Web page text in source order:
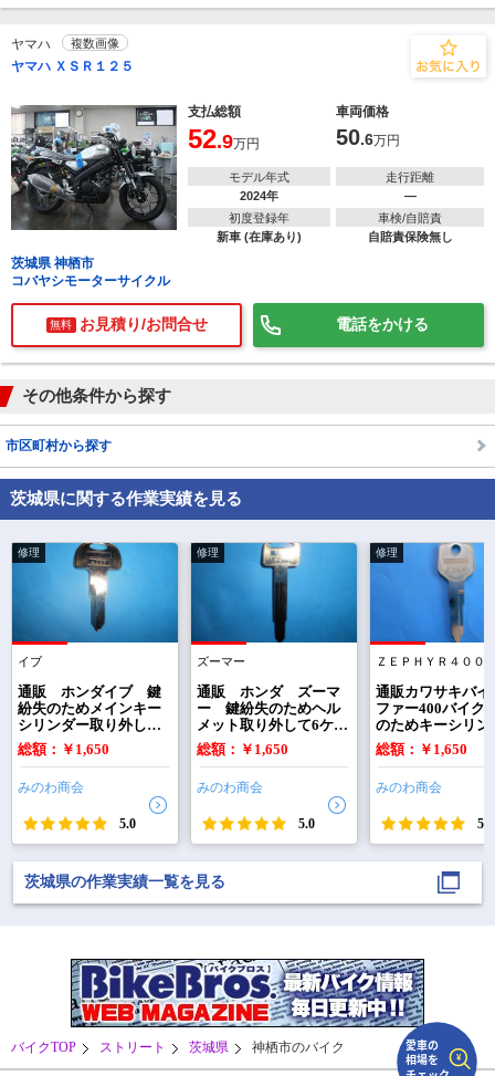
ヤマハ 複数画像
ヤマハ ＸＳＲ１２５
支払総額 車両価格
52.9万円 50.6万円
モデル年式
2024年
走行距離
―
初度登録年
新車 (在庫あり)
車検/自賠責
自賠責保険無し
茨城県 神栖市
コバヤシモーターサイクル
無料 お見積り/お問合せ 電話をかける
その他条件から探す
市区町村から探す
茨城県に関する作業実績を見る
修理
イブ
通販 ホンダイブ 鍵
紛失のためメインキー
シリンダー取り外して6
ケタ打刻番号お知らせ
いただきました キー
号から鍵作製できまし
総額：￥1,650
みのわ商会
5.0
修理
ズーマー
通販 ホンダ ズーマ
ー 鍵紛失のためヘル
メット取り外して6ケタ
の打刻番号お知らせい
ただき合鍵作製できま
ニッションキーシリン
ダー取り外しても番号
打刻ありません
総額：￥1,650
みのわ商会
5.0
修理
ＺＥＰＨＹＲ４００
通販カワサキバイ
ファー400バイク
のためキーシリン
をバイク本体から
外しZ5000番台の
できます 1本で
合はヘルメットホ
ーで確認できます
ンキーシリンダー
総額：￥1,650
みのわ商会
5.0
茨城県の作業実績一覧を見る
バイクTOP ストリート 茨城県 神栖市のバイク
相場をチェック！
車種選択するだけ、かんたん相場検索
まずはメーカーを選択する
車種